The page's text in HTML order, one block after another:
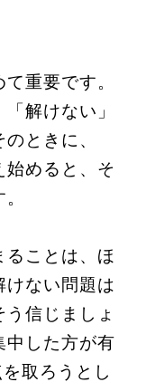
重要です。
解けない」
ときに、
始めると、そ
ことは、ほ
けない問題は
信じましょ
中した方が有
取ろうとし